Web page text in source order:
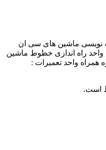
نویسی ماشین های سی ان
همراه واحد راه اندازی خطوط ماشین
: ۰۹۱۰۱۹۹۷۴۷۰ شماره همراه واحد تعمیرات :
است.